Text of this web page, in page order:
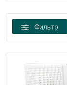
Фильтр